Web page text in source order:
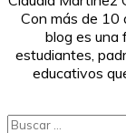
Con más de 10
blog es una
estudiantes,
educativos
Buscar: